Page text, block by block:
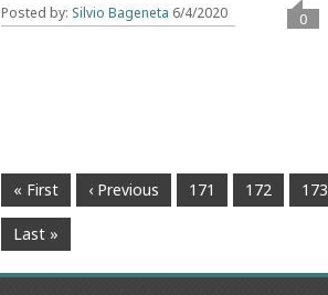
Posted by: Silvio Bageneta 6/4/2020 0
« First ‹ Previous 171 172 173
Last »